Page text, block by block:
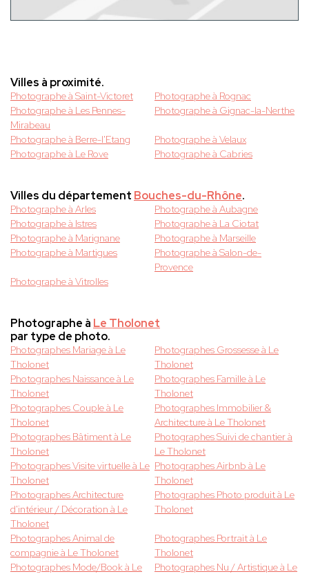
Villes à proximité.
Photographe à Saint-Victoret
Photographe à Rognac
Photographe à Les Pennes-
Mirabeau
Photographe à Gignac-la-Nerthe
Photographe à Berre-l'Etang
Photographe à Velaux
Photographe à Le Rove
Photographe à Cabries
Villes du département Bouches-du-Rhône.
Photographe à Arles
Photographe à Aubagne
Photographe à Istres
Photographe à La Ciotat
Photographe à Marignane
Photographe à Marseille
Photographe à Martigues
Photographe à Salon-de-
Provence
Photographe à Vitrolles
Photographe à Le Tholonet
par type de photo.
Photographes Mariage à Le
Tholonet
Photographes Grossesse à Le
Tholonet
Photographes Naissance à Le
Tholonet
Photographes Famille à Le
Tholonet
Photographes Couple à Le
Tholonet
Photographes Immobilier &
Architecture à Le Tholonet
Photographes Bâtiment à Le
Tholonet
Photographes Suivi de chantier à
Le Tholonet
Photographes Visite virtuelle à Le
Tholonet
Photographes Airbnb à Le
Tholonet
Photographes Architecture
d'intérieur / Décoration à Le
Tholonet
Photographes Photo produit à Le
Tholonet
Photographes Animal de
compagnie à Le Tholonet
Photographes Portrait à Le
Tholonet
Photographes Mode/Book à Le
Photographes Nu / Artistique à Le